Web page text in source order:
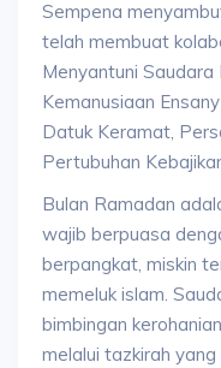
Sempena
telah membuat
Menyantuni
Kemanusiaan
Datuk Keramat,
Pertubuhan
Bulan Ramadan
wajib berpuasa
berpangkat, miskin
memeluk islam.
bimbingan
melalui tazkirah